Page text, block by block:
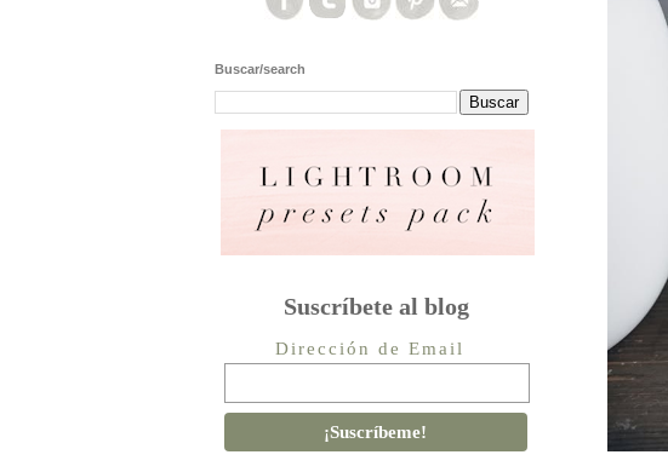
Buscar/search
Suscríbete al blog
Dirección de Email